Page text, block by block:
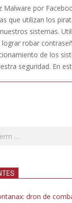
Malware por
que utilizan los
sistemas.
robar
de los
seguridad. En
dron de